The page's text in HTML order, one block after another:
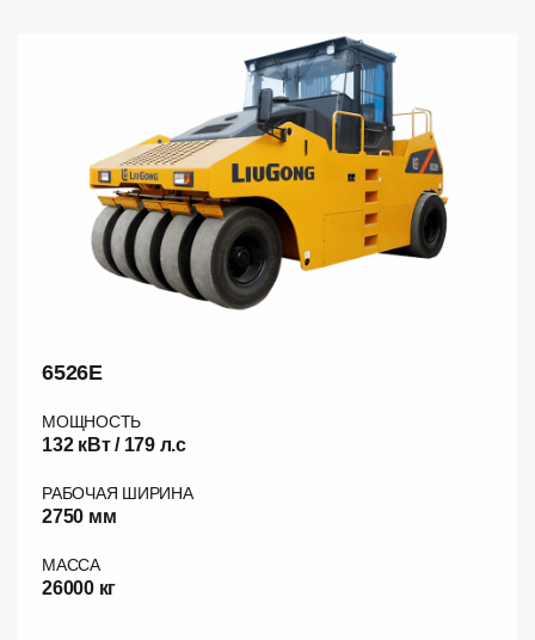
6526E
МОЩНОСТЬ
132 кВт / 179 л.c
РАБОЧАЯ ШИРИНА
2750 мм
МАССА
26000 кг